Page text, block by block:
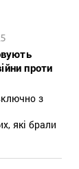
проти
з
які брали